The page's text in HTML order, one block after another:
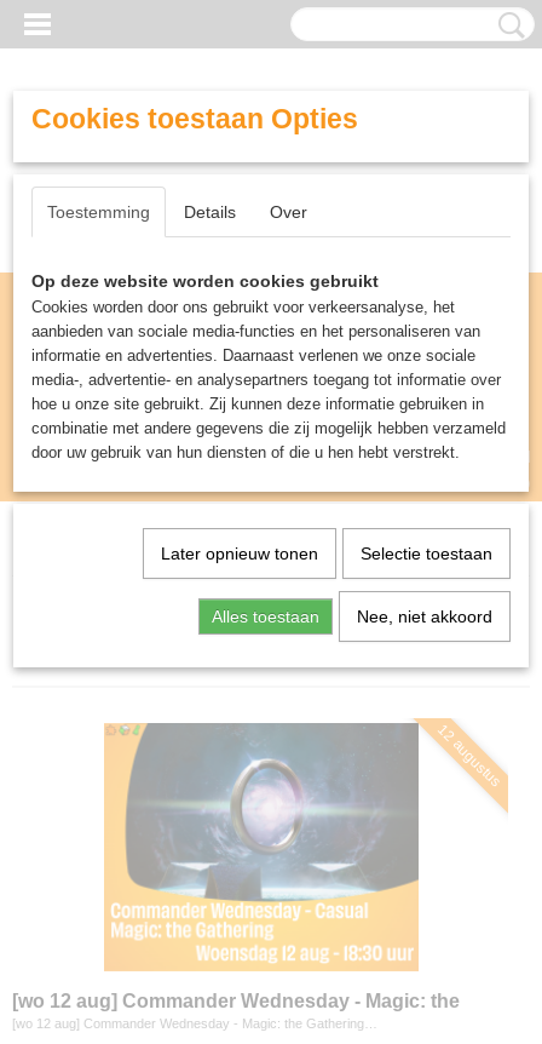
Inloggen Registreren
UW WINKELWAGEN
(0)
12 augustus
[wo 12 aug] Commander Wednesday - Magic: the
Gathering
[wo 12 aug] Commander Wednesday - Magic: the Gathering…
Cookies toestaan Opties
Toestemming Details Over
Op deze website worden cookies gebruikt
Cookies worden door ons gebruikt voor verkeersanalyse, het
aanbieden van sociale media-functies en het personaliseren van
informatie en advertenties. Daarnaast verlenen we onze sociale
media-, advertentie- en analysepartners toegang tot informatie over
hoe u onze site gebruikt. Zij kunnen deze informatie gebruiken in
combinatie met andere gegevens die zij mogelijk hebben verzameld
door uw gebruik van hun diensten of die u hen hebt verstrekt.
Later opnieuw tonen Selectie toestaan
Alles toestaan Nee, niet akkoord